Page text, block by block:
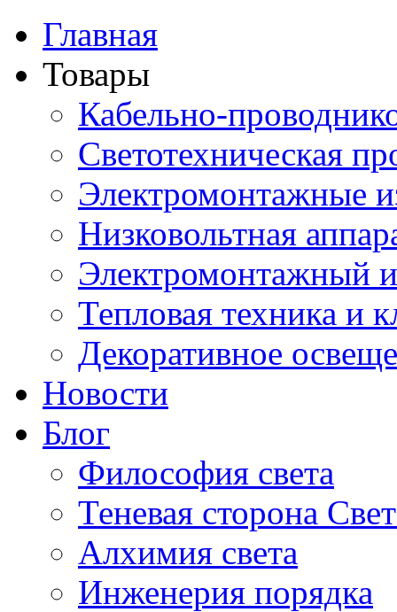
Главная
Товары
Кабельно-
Светотехническая
Электромонтажные
Низковольтная
Электромонтажный
Тепловая техника и
Декоративное
Новости
Блог
Философия света
Теневая сторона
Алхимия света
Инженерия порядка